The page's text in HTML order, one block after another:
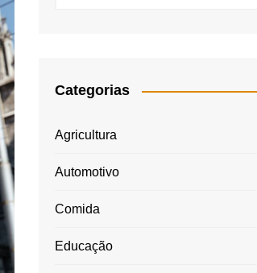
Categorias
Agricultura
Automotivo
Comida
Educação